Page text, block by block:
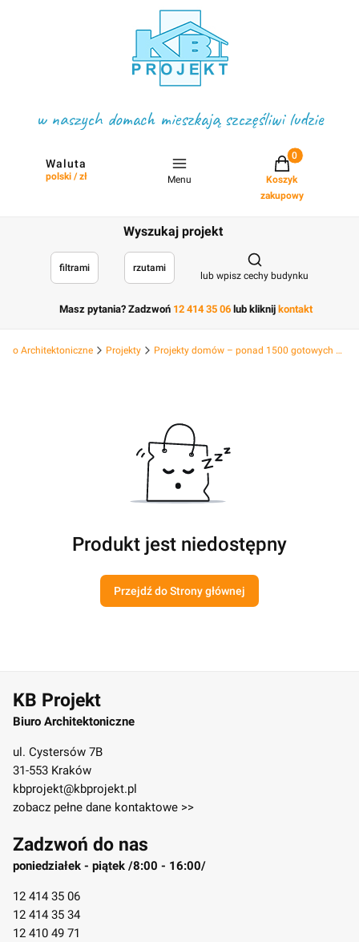
w naszych domach mieszkają szczęśliwi ludzie
Waluta
polski / zł Menu
Projekty w
Koszyk
zakupowy
Wyszukaj projekt
filtrami rzutami
Otwórz
lub wpisz cechy budynku
Masz pytania? Zadzwoń 12 414 35 06 lub kliknij kontakt
Architektoniczne Projekty Projekty domów – ponad 1500 gotowych projektów
Produkt jest niedostępny
Przejdź do Strony głównej
KB Projekt
Biuro Architektoniczne
ul. Cystersów 7B
31-553 Kraków
kbprojekt@kbprojekt.pl
zobacz pełne dane kontaktowe >>
Zadzwoń do nas
poniedziałek - piątek /8:00 - 16:00/
12 414 35 06
12 414 35 34
12 410 49 71